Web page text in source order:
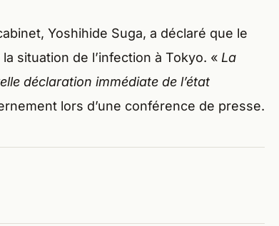
Yoshihide Suga, a déclaré que le
situation de l’infection à Tokyo. « La
déclaration immédiate de l’état
lors d’une conférence de presse.